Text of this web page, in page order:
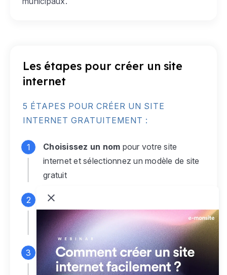
Les étapes pour créer un site
internet
5 ÉTAPES POUR CRÉER UN SITE
INTERNET GRATUITEMENT :
Choisissez un nom pour votre site
internet et sélectionnez un modèle de site
gratuit
Connectez-vous
monsite gratuit pour accéder à votre
espace d'administration
Personnalisez entièrement le
designpour créer un site web sur-mesure,